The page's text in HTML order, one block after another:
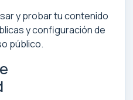
y probar tu contenido
y configuración de
público.